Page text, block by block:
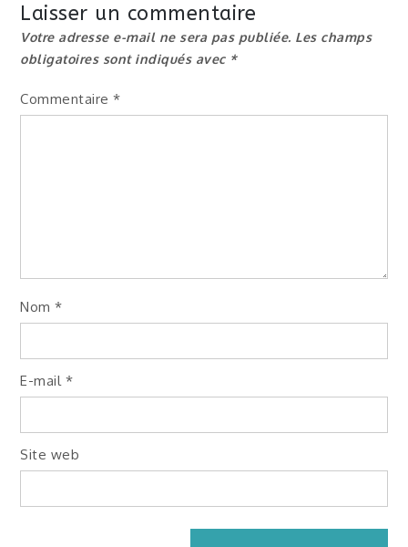
l’article
Laisser un commentaire
Votre adresse e-mail ne sera pas publiée. Les champs
obligatoires sont indiqués avec *
Commentaire*
Nom*
E-mail *
Site web